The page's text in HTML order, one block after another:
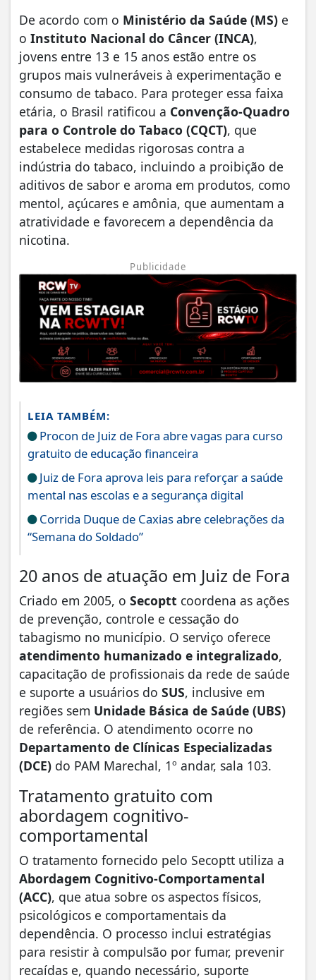
De acordo com o Ministério da Saúde (MS) e
o Instituto Nacional do Câncer (INCA),
jovens entre 13 e 15 anos estão entre os
grupos mais vulneráveis à experimentação e
consumo de tabaco. Para proteger essa faixa
etária, o Brasil ratificou a Convenção-Quadro
para o Controle do Tabaco (CQCT), que
estabelece medidas rigorosas contra a
indústria do tabaco, incluindo a proibição de
aditivos de sabor e aroma em produtos, como
mentol, açúcares e amônia, que aumentam a
atratividade e favorecem a dependência da
nicotina.
Publicidade
LEIA TAMBÉM:
Procon de Juiz de Fora abre vagas para curso
gratuito de educação financeira
Juiz de Fora aprova leis para reforçar a saúde
mental nas escolas e a segurança digital
Corrida Duque de Caxias abre celebrações da
“Semana do Soldado”
20 anos de atuação em Juiz de Fora
Criado em 2005, o Secoptt coordena as ações
de prevenção, controle e cessação do
tabagismo no município. O serviço oferece
atendimento humanizado e integralizado,
capacitação de profissionais da rede de saúde
e suporte a usuários do SUS, inclusive em
regiões sem Unidade Básica de Saúde (UBS)
de referência. O atendimento ocorre no
Departamento de Clínicas Especializadas
(DCE) do PAM Marechal, 1º andar, sala 103.
Tratamento gratuito com
abordagem cognitivo-
comportamental
O tratamento fornecido pelo Secoptt utiliza a
Abordagem Cognitivo-Comportamental
(ACC), que atua sobre os aspectos físicos,
psicológicos e comportamentais da
dependência. O processo inclui estratégias
para resistir à compulsão por fumar, prevenir
recaídas e, quando necessário, suporte